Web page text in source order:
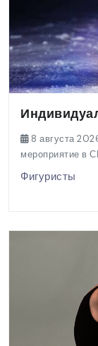
8 августа
мероприятие в
Фигуристы